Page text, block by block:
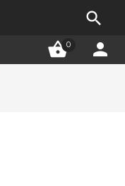
0 
